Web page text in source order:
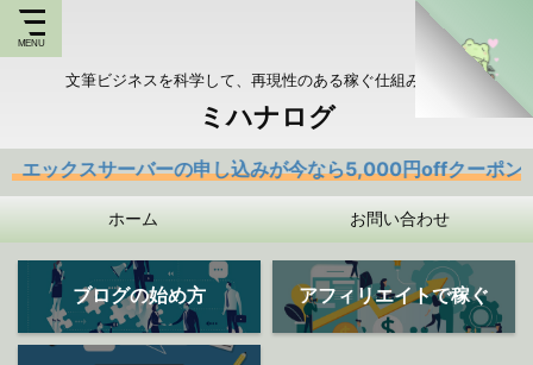
文筆ビジネスを科学して、再現性のある稼ぐ仕組みを持つ
ミハナログ
ーバーの申し込みが今なら5,000円offクーポンあり
ホーム お問い合わせ
ブログの始め方 アフィリエイトで稼ぐ